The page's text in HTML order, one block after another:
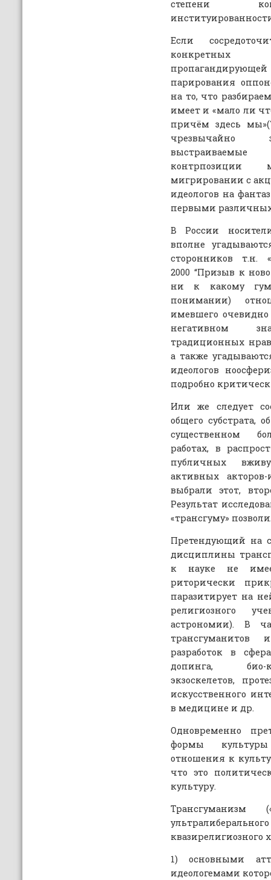
степени
Если
конкретных
парирования
на то, что
имеет и «мало ли
причём здесь
чрезвычайно
выстраиваемые
контрпозиции
мигрировании с
идеологов на
первыми
В России
вполне
сторонников т.н.
2000 “Призыв к
ни к какому
понимании)
имевшего
негативном
традиционных
а также
идеологов
подробно
Или же следует
общего субстрата,
существенном
работах, в
публичных
активных
выбрали этот,
Результат
«трансгуму»
Претендующий на
дисциплины
к науке не
риторически
паразитирует на
религиозного
астрономии). В
разработок в
допинга, био-
экзоскелетов,
искусственного
в медицине и др.
Одновременно
формы культуры
отношения к
что это
культуру.
Трансгуманизм
квазирелигиозного
1) основными
идеологемами